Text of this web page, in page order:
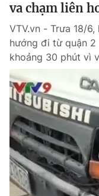
va chạm liên
VTV.vn - Trưa 18/
hướng đi từ quận 2
khoảng 30 phút vì